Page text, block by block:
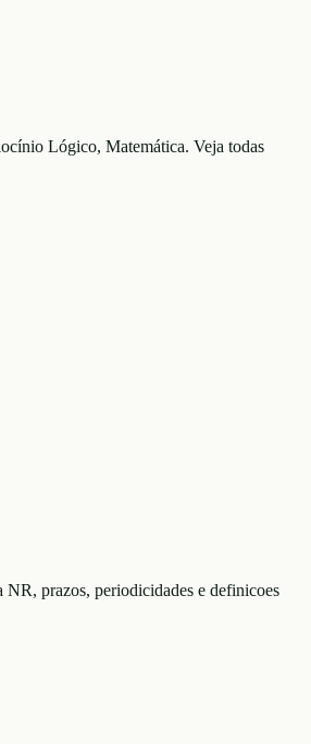
Lógico, Matemática. Veja todas
NR, prazos, periodicidades e definicoes